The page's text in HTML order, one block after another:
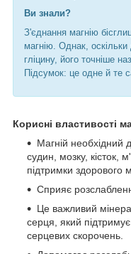
Ви знали?
З'єднання магнію
магнію. Однак,
гліцину, його точніше
Підсумок: це одне й те
Корисні властивості
Магній необхідний
судин, мозку, кісток,
підтримки здорового
Сприяє
Це важливий
серця, який
серцевих скорочень.